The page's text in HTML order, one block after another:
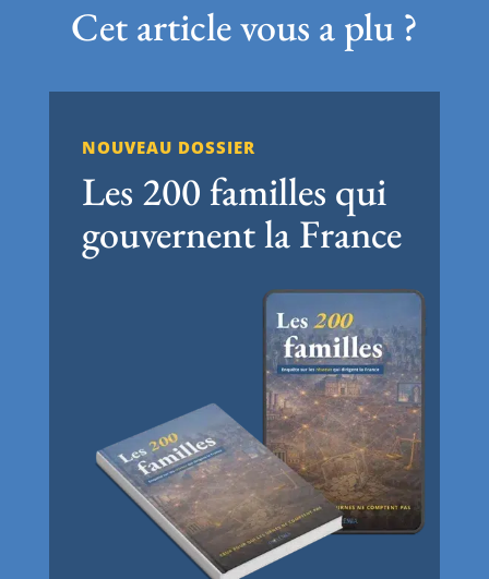
Cet article vous a plu ?
NOUVEAU DOSSIER
Les 200 familles qui
gouvernent la France